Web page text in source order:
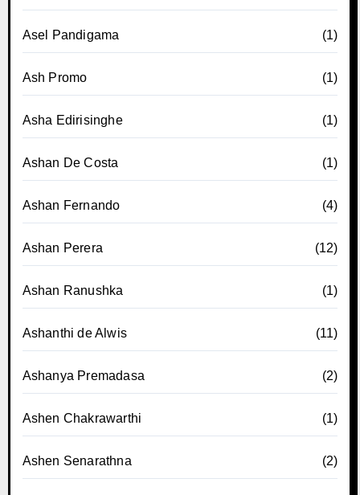
Asel Pandigama (1)
Ash Promo (1)
Asha Edirisinghe (1)
Ashan De Costa (1)
Ashan Fernando (4)
Ashan Perera (12)
Ashan Ranushka (1)
Ashanthi de Alwis (11)
Ashanya Premadasa (2)
Ashen Chakrawarthi (1)
Ashen Senarathna (2)